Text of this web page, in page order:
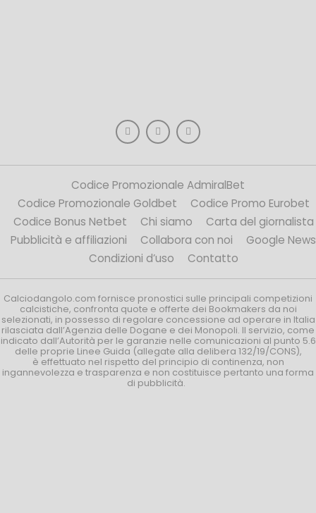
Codice Promozionale AdmiralBet
Codice Promozionale Goldbet
Codice Promo Eurobet
Codice Bonus Netbet
Chi siamo
Carta del giornalista
Pubblicità e affiliazioni
Collabora con noi
Google News
Condizioni d’uso
Contatto
Calciodangolo.com fornisce pronostici sulle principali competizioni
calcistiche, confronta quote e offerte dei Bookmakers da noi
selezionati, in possesso di regolare concessione ad operare in Italia
rilasciata dall’Agenzia delle Dogane e dei Monopoli. Il servizio, come
indicato dall’Autorità per le garanzie nelle comunicazioni al punto 5.6
delle proprie Linee Guida (allegate alla delibera 132/19/CONS),
è effettuato nel rispetto del principio di continenza, non
ingannevolezza e trasparenza e non costituisce pertanto una forma
di pubblicità.